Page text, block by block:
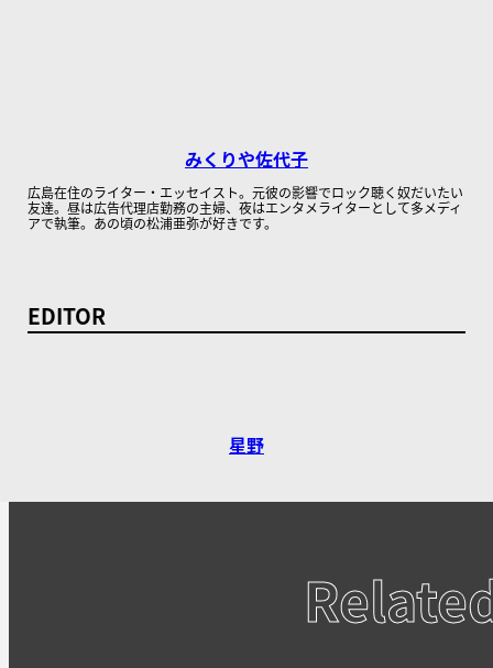
みくりや佐代子
広島在住のライター・エッセイスト。元彼の影響でロック聴く奴だいたい
友達。昼は広告代理店勤務の主婦、夜はエンタメライターとして多メディ
アで執筆。あの頃の松浦亜弥が好きです。
EDITOR
星野